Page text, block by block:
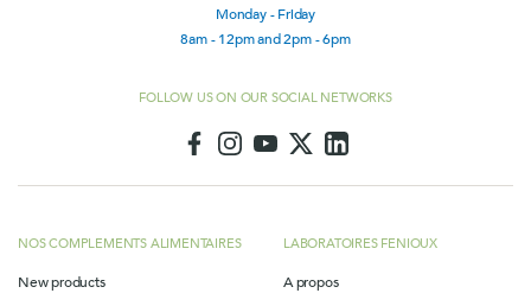
Monday - Friday
8am - 12pm and 2pm - 6pm
FOLLOW US ON OUR SOCIAL NETWORKS
NOS COMPLEMENTS ALIMENTAIRES
New products
LABORATOIRES FENIOUX
A propos